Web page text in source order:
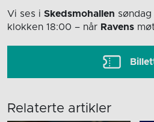
Vi ses i Skedsmohallen søndag
klokken 18:00 – når Ravens
Relaterte artikler